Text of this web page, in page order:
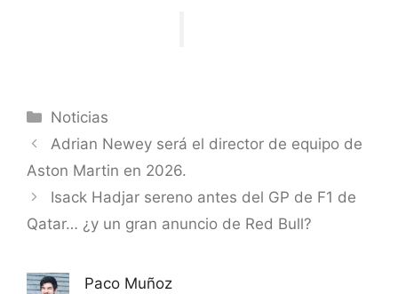
Categorías
Noticias
Adrian Newey será el director de equipo de
Aston Martin en 2026.
Isack Hadjar sereno antes del GP de F1 de
Qatar… ¿y un gran anuncio de Red Bull?
Paco Muñoz